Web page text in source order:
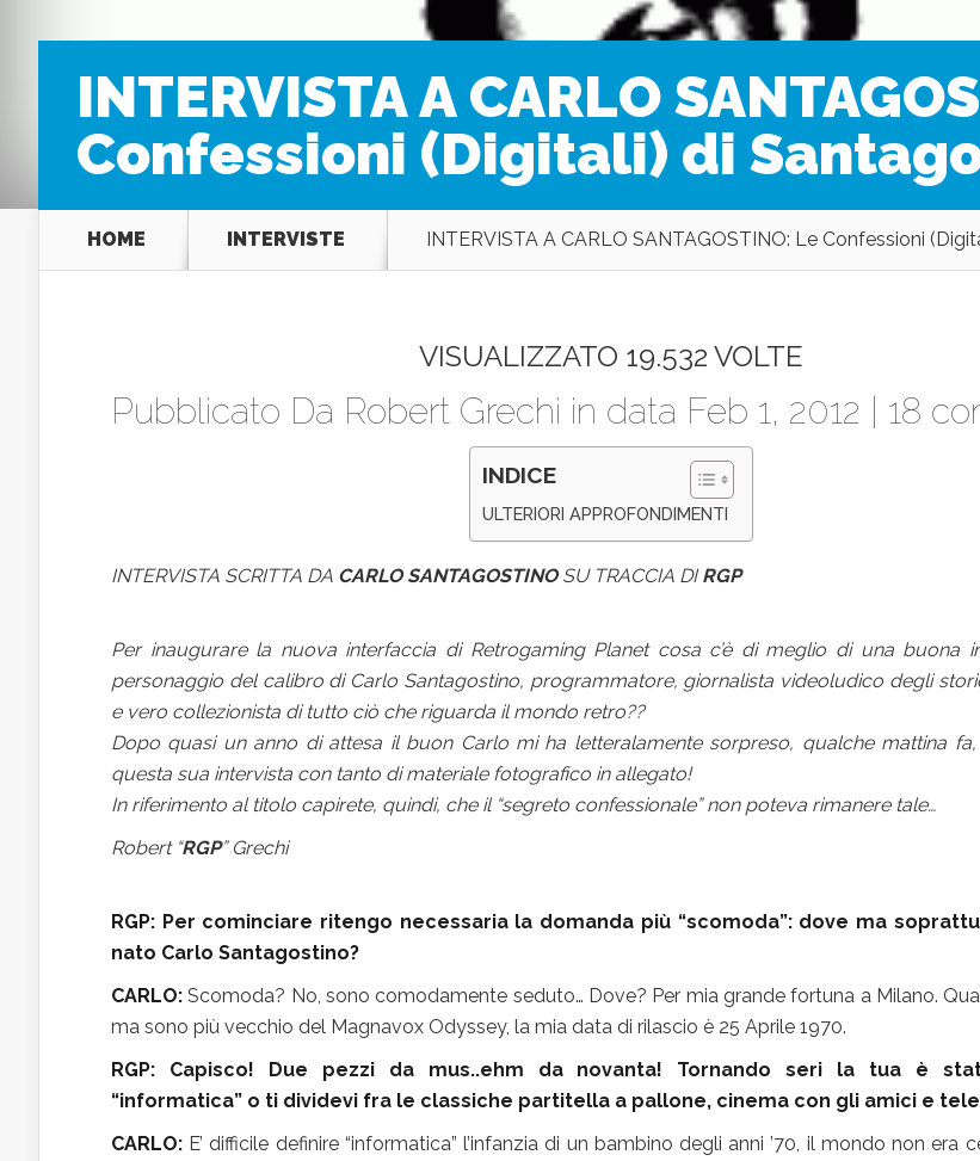
INTERVISTA A CARLO
Confessioni (Digitali) di
HOME INTERVISTE INTERVISTA A CARLO SANTAGOSTINO: Le Confessioni
VISUALIZZATO 19.532 VOLTE
Pubblicato Da Robert Grechi in data Feb 1, 2012 | 18
INDICE
ULTERIORI APPROFONDIMENTI
INTERVISTA SCRITTA DA CARLO SANTAGOSTINOSU TRACCIA DIRGP
Per inaugurare la nuova interfaccia di Retrogaming Planet cosa c’è di meglio di una buona
personaggio del calibro di Carlo Santagostino, programmatore, giornalista videoludico degli
e vero collezionista di tutto ciò che riguarda il mondo retro??
Dopo quasi un anno di attesa il buon Carlo mi ha letteralamente sorpreso, qualche mattina
questa sua intervista con tanto di materiale fotografico in allegato!
In riferimento al titolo capirete, quindi, che il “segreto confessionale” non poteva rimanere tale…
Robert “RGP” Grechi
RGP: Per cominciare ritengo necessaria la domanda più “scomoda”: dove ma
nato Carlo Santagostino?
CARLO: Scomoda? No, sono comodamente seduto… Dove? Per mia grande fortuna a Milano.
ma sono più vecchio del Magnavox Odyssey, la mia data di rilascio è 25 Aprile 1970.
RGP: Capisco! Due pezzi da mus..ehm da novanta! Tornando seri la tua è
“informatica” o ti dividevi fra le classiche partitella a pallone, cinema con gli amici e
CARLO: E’ difficile definire “informatica” l’infanzia di un bambino degli anni ’70, il mondo non era